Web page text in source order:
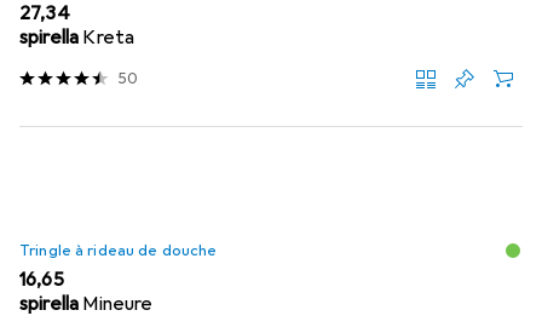
EUR
27,34
spirella Kreta
50
Tringle à rideau de douche
EUR
16,65
spirella Mineure